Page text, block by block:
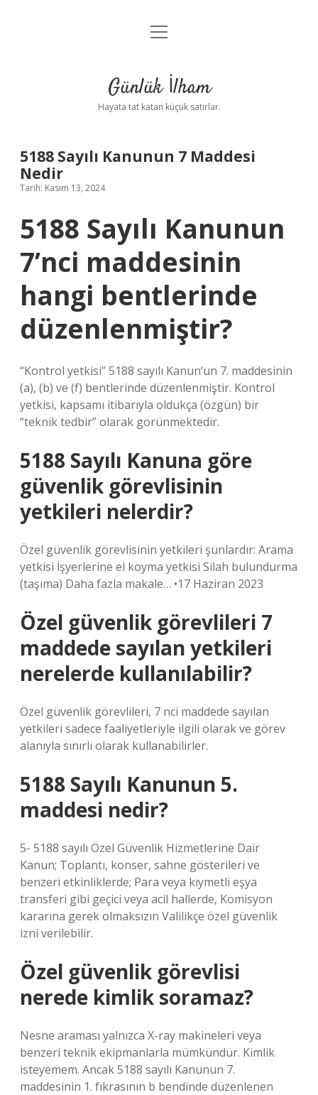
Anasayfa
Yasal Uyarı
menüyü
Günlük İlham
Hayata tat katan küçük satırlar.
5188 Sayılı Kanunun 7 Maddesi
Nedir
Tarih: Kasım 13, 2024
5188 Sayılı Kanunun
7’nci maddesinin
hangi bentlerinde
düzenlenmiştir?
“Kontrol yetkisi” 5188 sayılı Kanun’un 7. maddesinin
(a), (b) ve (f) bentlerinde düzenlenmiştir. Kontrol
yetkisi, kapsamı itibarıyla oldukça (özgün) bir
“teknik tedbir” olarak görünmektedir.
5188 Sayılı Kanuna göre
güvenlik görevlisinin
yetkileri nelerdir?
Özel güvenlik görevlisinin yetkileri şunlardır: Arama
yetkisi İşyerlerine el koyma yetkisi Silah bulundurma
(taşıma) Daha fazla makale… •17 Haziran 2023
Özel güvenlik görevlileri 7
maddede sayılan yetkileri
nerelerde kullanılabilir?
Özel güvenlik görevlileri, 7 nci maddede sayılan
yetkileri sadece faaliyetleriyle ilgili olarak ve görev
alanıyla sınırlı olarak kullanabilirler.
5188 Sayılı Kanunun 5.
maddesi nedir?
5- 5188 sayılı Özel Güvenlik Hizmetlerine Dair
Kanun; Toplantı, konser, sahne gösterileri ve
benzeri etkinliklerde; Para veya kıymetli eşya
transferi gibi geçici veya acil hallerde, Komisyon
kararına gerek olmaksızın Valilikçe özel güvenlik
izni verilebilir.
Özel güvenlik görevlisi
nerede kimlik soramaz?
Nesne araması yalnızca X-ray makineleri veya
benzeri teknik ekipmanlarla mümkündür. Kimlik
isteyemem. Ancak 5188 sayılı Kanunun 7.
maddesinin 1. fıkrasının b bendinde düzenlenen